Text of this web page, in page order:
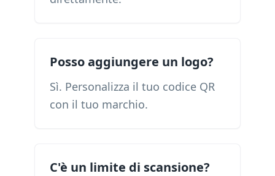
Posso aggiungere un logo?
Sì. Personalizza il tuo codice QR
con il tuo marchio.
C'è un limite di scansione?